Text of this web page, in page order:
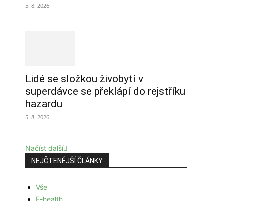
5. 8. 2026
Lidé se složkou živobytí v
superdávce se překlápí do rejstříku
hazardu
5. 8. 2026
Načíst další
NEJČTENĚJŠÍ ČLÁNKY
Vše
E-health